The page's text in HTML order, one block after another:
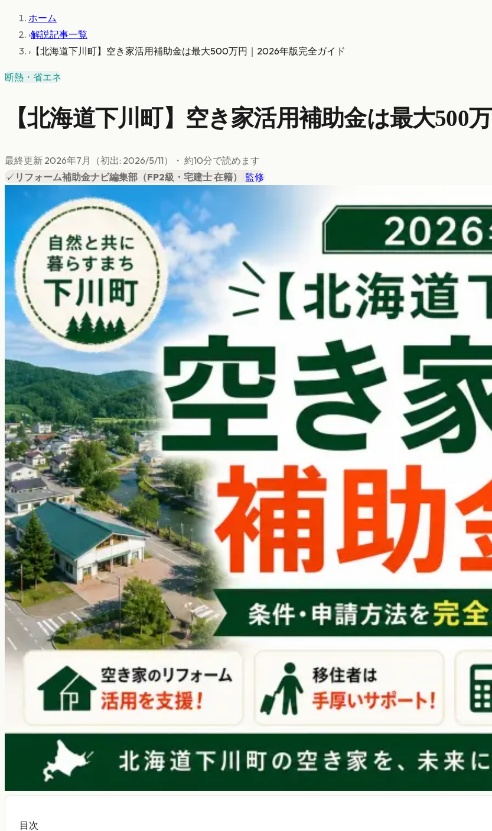
ホーム
›解説記事一覧
› 【北海道下川町】空き家活用補助金は最大500万円｜2026年版完全ガイド
断熱・省エネ
【北海道下川町】空き家活用補助金は最大500
最終更新 2026年7月 （初出: 2026/5/11） ・ 約10分で読めます
✓ リフォーム補助金ナビ編集部 （FP2級・宅建士 在籍） 監修
目次